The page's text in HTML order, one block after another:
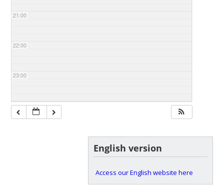
21:00
22:00
23:00
English version
Access our English website here